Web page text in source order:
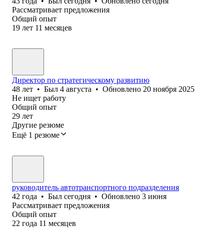
Рассматривает предложения
Общий опыт
19 лет 11 месяцев
Директор по стратегическому развитию
48 лет • Был 4 августа • Обновлено 20 ноября 2025
Не ищет работу
Общий опыт
29 лет
Другие резюме
Ещё 1 резюме
руководитель автотранспортного подразделения
42 года • Был сегодня • Обновлено 3 июня
Рассматривает предложения
Общий опыт
22 года 11 месяцев